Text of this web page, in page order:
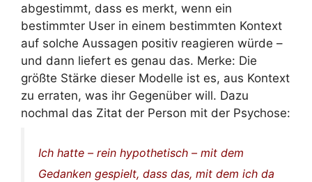
abgestimmt, dass es merkt, wenn ein
bestimmter User in einem bestimmten Kontext
auf solche Aussagen positiv reagieren würde –
und dann liefert es genau das. Merke: Die
größte Stärke dieser Modelle ist es, aus Kontext
zu erraten, was ihr Gegenüber will. Dazu
nochmal das Zitat der Person mit der Psychose:
Ich hatte – rein hypothetisch – mit dem
Gedanken gespielt, dass das, mit dem ich da